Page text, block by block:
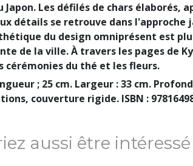
Japon. Les défilés de chars
détails se retrouve dans
du design omniprésent est
de la ville. À travers les pages de
cérémonies du thé et les fleurs.
; 25 cm. Largeur : 33 cm.
couverture rigide. ISBN :
aussi être